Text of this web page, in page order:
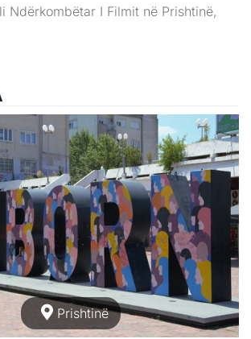
Ndërkombëtar I Filmit në Prishtinë,
Prishtinë